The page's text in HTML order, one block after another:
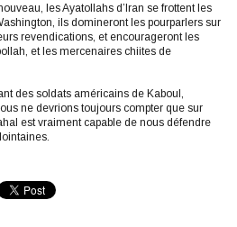
les Ayatollahs d’Iran se frottent les
ils domineront les pourparlers sur
revendications, et encourageront les
et les mercenaires chiites de
des soldats américains de Kaboul,
ne devrions toujours compter que sur
est vraiment capable de nous défendre